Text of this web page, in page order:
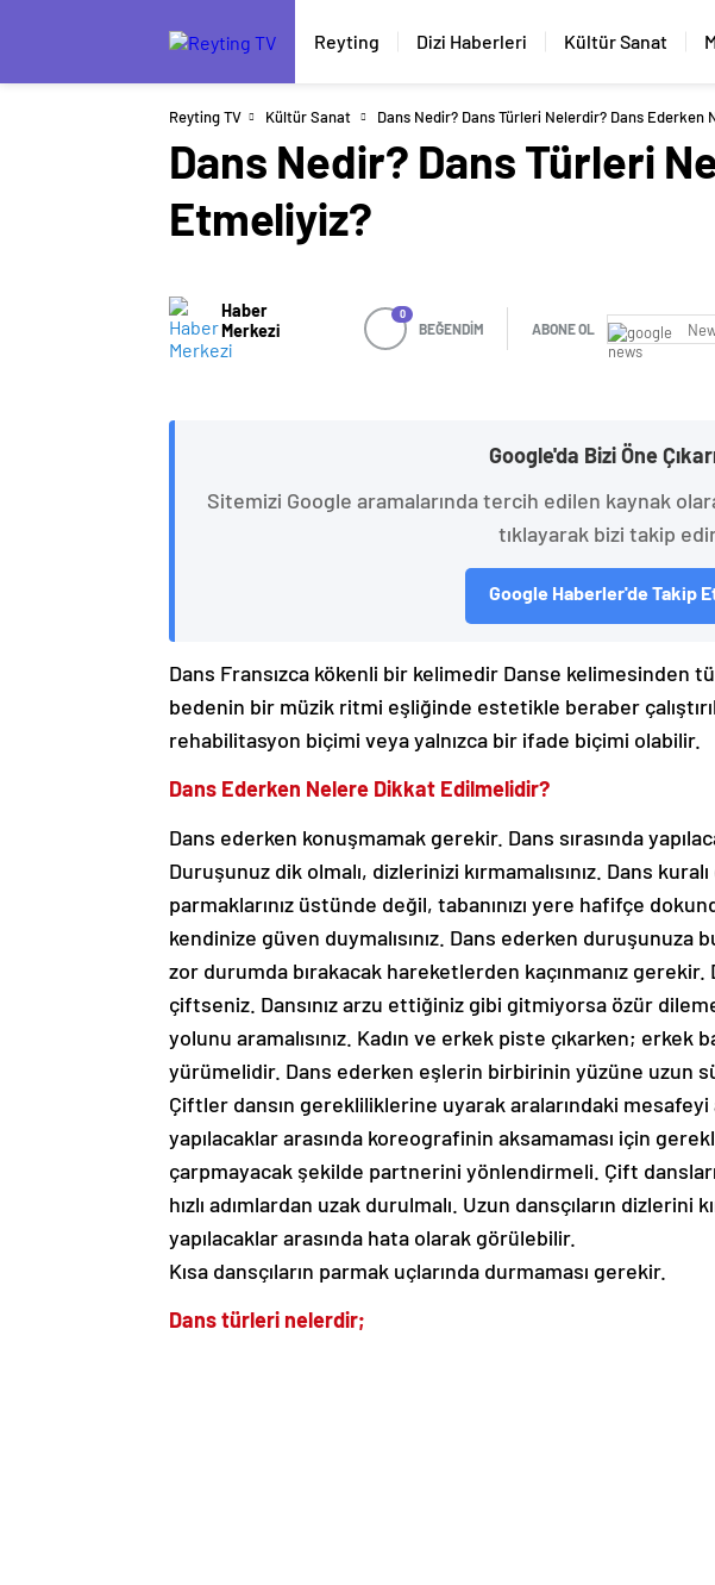
Reyting Dizi Haberleri Kültür Sanat
Reyting TV Kültür Sanat Dans Nedir? Dans Türleri Nelerdir? Dans
Dans Nedir? Dans Türleri
Etmeliyiz?
Haber
Merkezi
0
BEĞENDİM ABONE OL
Google'da Bizi Öne
Sitemizi Google aramalarında tercih edilen kaynak
tıklayarak bizi takip
Google Haberler'de Takip
Dans Fransızca kökenli bir kelimedir Danse kelimesinden
bedenin bir müzik ritmi eşliğinde estetikle beraber
rehabilitasyon biçimi veya yalnızca bir ifade biçimi olabilir.
Dans Ederken Nelere Dikkat Edilmelidir?
Dans ederken konuşmamak gerekir. Dans sırasında
Duruşunuz dik olmalı, dizlerinizi kırmamalısınız. Dans
parmaklarınız üstünde değil, tabanınızı yere hafifçe
kendinize güven duymalısınız. Dans ederken
zor durumda bırakacak hareketlerden kaçınmanız
çiftseniz. Dansınız arzu ettiğiniz gibi gitmiyorsa özür
yolunu aramalısınız. Kadın ve erkek piste çıkarken; erkek
yürümelidir. Dans ederken eşlerin birbirinin yüzüne uzun
Çiftler dansın gerekliliklerine uyarak aralarındaki mesafeyi
yapılacaklar arasında koreografinin aksamaması için
çarpmayacak şekilde partnerini yönlendirmeli. Çift
hızlı adımlardan uzak durulmalı. Uzun dansçıların dizlerini
yapılacaklar arasında hata olarak görülebilir.
Kısa dansçıların parmak uçlarında durmaması gerekir.
Dans türleri nelerdir;